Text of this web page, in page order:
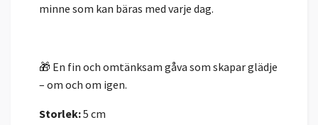
minne som kan bäras med varje dag.
🎁 En fin och omtänksam gåva som skapar glädje
– om och om igen.
Storlek:5 cm